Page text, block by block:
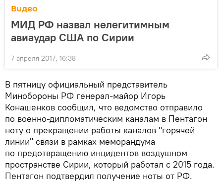
Видео
МИД РФ назвал нелегитимным
авиаудар США по Сирии
7 апреля 2017, 16:38
В пятницу официальный представитель
Минобороны РФ генерал-майор Игорь
Конашенков сообщил, что ведомство отправило
по военно-дипломатическим каналам в Пентагон
ноту о прекращении работы каналов "горячей
линии" связи в рамках меморандума
по предотвращению инцидентов воздушном
пространстве Сирии, который работал с 2015 года.
Пентагон подтвердил получение ноты от РФ.